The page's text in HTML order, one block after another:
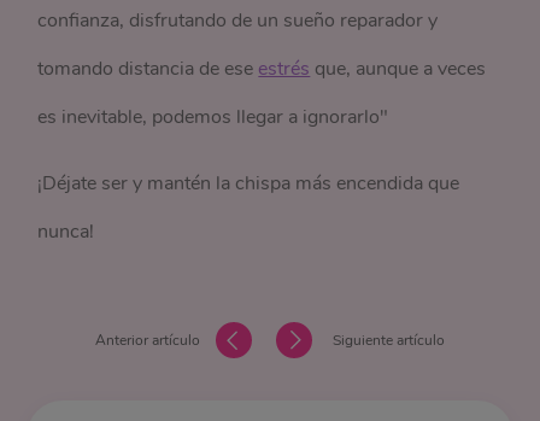
confianza, disfrutando de un sueño reparador y
tomando distancia de ese estrés que, aunque a veces
es inevitable, podemos llegar a ignorarlo"
¡Déjate ser y mantén la chispa más encendida que
nunca!
Anterior artículo Siguiente artículo